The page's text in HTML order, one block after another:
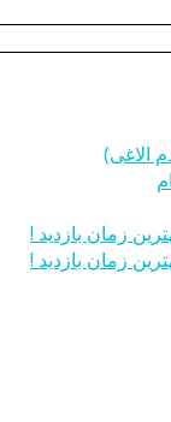
الاغی)
زمان بازدید !
زمان بازدید !